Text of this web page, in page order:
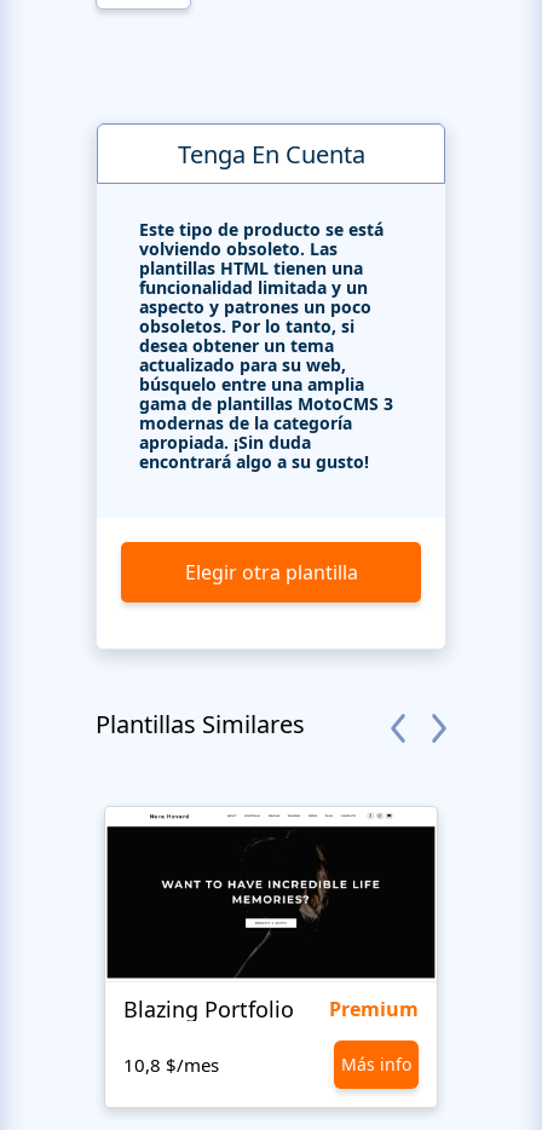
Tenga En Cuenta
Este tipo de producto se está
volviendo obsoleto. Las
plantillas HTML tienen una
funcionalidad limitada y un
aspecto y patrones un poco
obsoletos. Por lo tanto, si
desea obtener un tema
actualizado para su web,
búsquelo entre una amplia
gama de plantillas MotoCMS 3
modernas de la categoría
apropiada. ¡Sin duda
encontrará algo a su gusto!
Elegir otra plantilla
Plantillas Similares
Blazing Portfolio Premium
10,8 $/mes Más info